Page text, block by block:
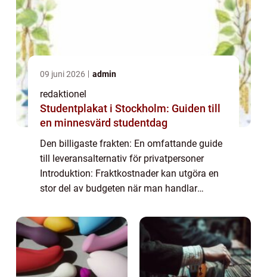
09 juni 2026 admin
redaktionel
Studentplakat i Stockholm: Guiden till
en minnesvärd studentdag
Den billigaste frakten: En omfattande guide
till leveransalternativ för privatpersoner
Introduktion: Fraktkostnader kan utgöra en
stor del av budgeten när man handlar
vara avgörande för att spara pengar oc...